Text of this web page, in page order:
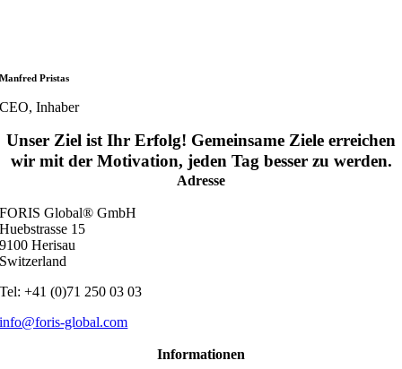
Manfred Pristas
CEO, Inhaber
Unser Ziel ist Ihr Erfolg! Gemeinsame Ziele erreichen
wir mit der Motivation, jeden Tag besser zu werden.
Adresse
FORIS Global® GmbH
Huebstrasse 15
9100 Herisau
Switzerland
Tel: +41 (0)71 250 03 03
info@foris-global.com
Informationen